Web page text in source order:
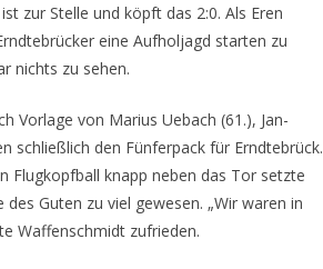
zur Stelle und köpft das 2:0. Als Eren
eine Aufholjagd starten zu
nichts zu sehen.
Vorlage von Marius Uebach (61.), Jan-
schließlich den Fünferpack für Erndtebrück.
Flugkopfball knapp neben das Tor setzte
Guten zu viel gewesen. „Wir waren in
Waffenschmidt zufrieden.